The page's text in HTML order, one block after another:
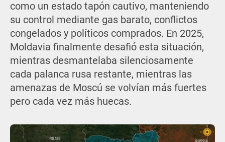
como un estado tapón cautivo, manteniendo
su control mediante gas barato, conflictos
congelados y políticos comprados. En 2025,
Moldavia finalmente desafió esta situación,
mientras desmantelaba silenciosamente
cada palanca rusa restante, mientras las
amenazas de Moscú se volvían más fuertes
pero cada vez más huecas.